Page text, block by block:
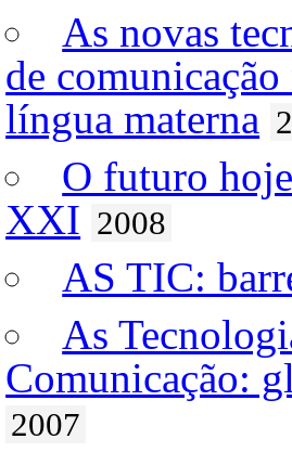
As novas
de
língua materna
O futuro
XXI 2008
AS TIC:
As
Comunicação:
2007